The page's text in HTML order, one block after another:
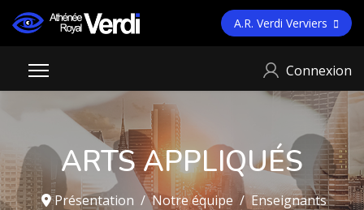
A.R. Verdi Verviers
Connexion
ARTS APPLIQUÉS
Présentation Notre équipe
Enseignants